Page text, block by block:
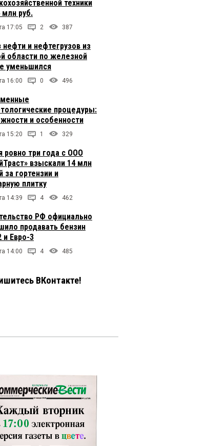
техники
млн руб.
17:05 2 387
и нефтегрузов из
области по железной
уменьшился
16:00 0 496
процедуры:
и особенности
15:20 1 329
ровно три года с ООО
взыскали 14 млн
за гортензии и
плитку
14:39 4 462
РФ официально
продавать бензин
и Евро-3
14:00 4 485
ВКонтакте!